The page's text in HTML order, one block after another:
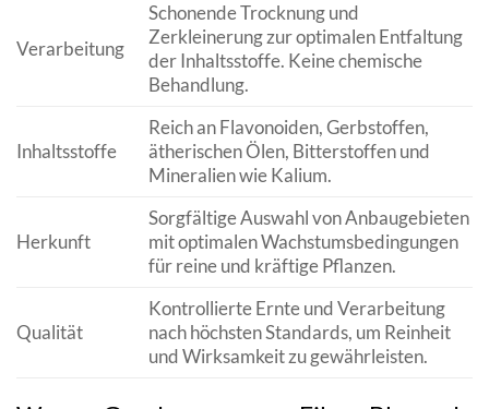
Verarbeitung
Schonende Trocknung und
Zerkleinerung zur optimalen Entfaltung
der Inhaltsstoffe. Keine chemische
Behandlung.
Inhaltsstoffe
Reich an Flavonoiden, Gerbstoffen,
ätherischen Ölen, Bitterstoffen und
Mineralien wie Kalium.
Herkunft
Sorgfältige Auswahl von Anbaugebieten
mit optimalen Wachstumsbedingungen
für reine und kräftige Pflanzen.
Qualität
Kontrollierte Ernte und Verarbeitung
nach höchsten Standards, um Reinheit
und Wirksamkeit zu gewährleisten.